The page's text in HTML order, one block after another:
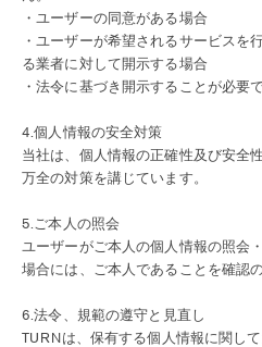
・ユーザーの同意がある場合
・ユーザーが希望されるサービスを
る業者に対して開示する場合
・法令に基づき開示することが必要
4.個人情報の安全対策
当社は、個人情報の正確性及び安全
万全の対策を講じています。
5.ご本人の照会
ユーザーがご本人の個人情報の照会
場合には、ご本人であることを確認
6.法令、規範の遵守と見直し
TURNは、保有する個人情報に関し